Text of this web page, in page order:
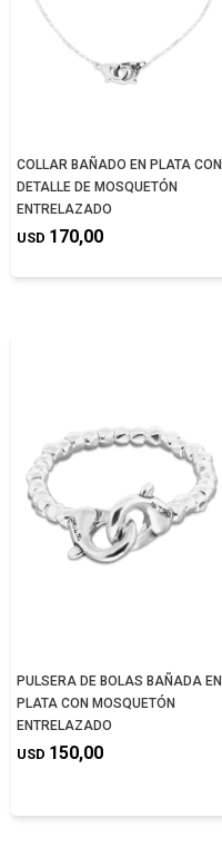
COLLAR BAÑADO EN PLATA CON
DETALLE DE MOSQUETÓN
ENTRELAZADO
USD 170,00
PULSERA DE BOLAS BAÑADA EN
PLATA CON MOSQUETÓN
ENTRELAZADO
USD 150,00